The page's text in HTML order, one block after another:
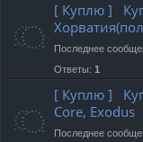
[ Куплю ]
Последнее
Ответы: 1
[ Куплю ]
Core, Exodus
Последнее